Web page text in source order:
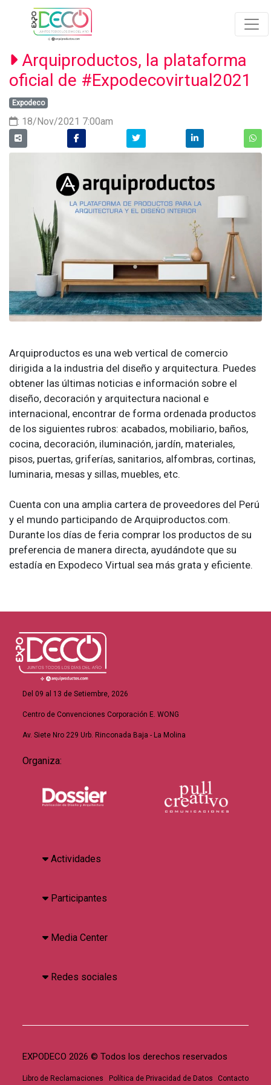
Arquiproductos, la plataforma
oficial de #Expodecovirtual2021
Expodeco
: 18/Nov/2021 7:00am
Arquiproductos es una web vertical de comercio
dirigida a la industria del diseño y arquitectura. Puedes
obtener las últimas noticias e información sobre el
diseño, decoración y arquitectura nacional e
internacional, encontrar de forma ordenada productos
de los siguientes rubros: acabados, mobiliario, baños,
cocina, decoración, iluminación, jardín, materiales,
pisos, puertas, griferías, sanitarios, alfombras, cortinas,
luminaria, mesas y sillas, muebles, etc.
Cuenta con una amplia cartera de proveedores del Perú
y el mundo participando de Arquiproductos.com.
Durante los días de feria comprar los productos de su
preferencia de manera directa, ayudándote que su
estadía en Expodeco Virtual sea más grata y eficiente.
Del 09 al 13 de Setiembre, 2026
Centro de Convenciones Corporación E. WONG
Av. Siete Nro 229 Urb. Rinconada Baja - La Molina
Organiza:
Actividades
Participantes
Media Center
Redes sociales
EXPODECO 2026 © Todos los derechos reservados
Libro de Reclamaciones Política de Privacidad de Datos Contacto